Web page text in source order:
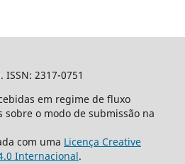
ISSN: 2317-0751
em regime de fluxo
o modo de submissão na
com uma Licença Creative
Internacional.